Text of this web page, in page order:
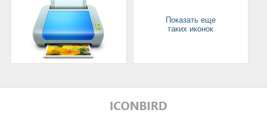
Показать еще
таких иконок